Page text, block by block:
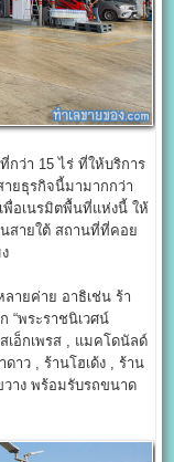
ว่า 15 ไร่ ที่ให้บริการ
ยธุรกิจนี้มามากกว่า
พื่อเนรมิตพื้นที่แห่งนี้ ให้
สายใต้ สถานที่ที่คอย
ายค่าย อาธิเช่น ร้า
“พระราชนิเวศน์
เอ็กเพรส , แมคโดนัลด์
าว , ร้านโฮเด้ง , ร้าน
วาง พร้อมรับรถขนาด